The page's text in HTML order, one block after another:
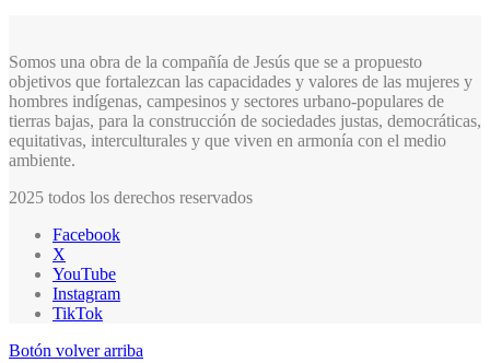
Somos una obra de la compañía de Jesús que se a propuesto
objetivos que fortalezcan las capacidades y valores de las mujeres y
hombres indígenas, campesinos y sectores urbano-populares de
tierras bajas, para la construcción de sociedades justas, democráticas,
equitativas, interculturales y que viven en armonía con el medio
ambiente.
2025 todos los derechos reservados
Facebook
X
YouTube
Instagram
TikTok
Botón volver arriba